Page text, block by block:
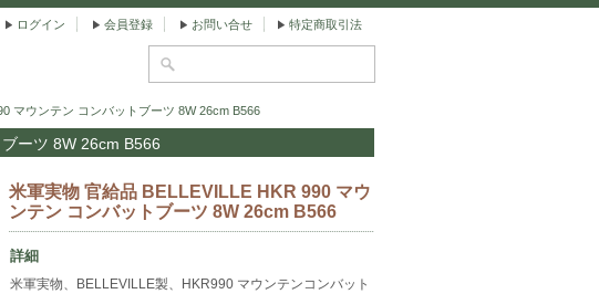
ログイン 会員登録 お問い合せ 特定商取引法
マウンテン コンバットブーツ 8W 26cm B566
ーツ 8W 26cm B566
米軍実物 官給品 BELLEVILLE HKR 990 マウ
ンテン コンバットブーツ 8W 26cm B566
詳細
米軍実物、BELLEVILLE製、HKR990 マウンテンコンバット